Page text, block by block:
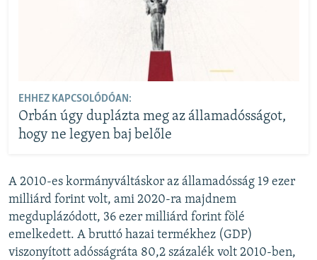
EHHEZ KAPCSOLÓDÓAN:
Orbán úgy duplázta meg az államadósságot,
hogy ne legyen baj belőle
A 2010-es kormányváltáskor az államadósság 19 ezer
milliárd forint volt, ami 2020-ra majdnem
megduplázódott, 36 ezer milliárd forint fölé
emelkedett. A bruttó hazai termékhez (GDP)
viszonyított adósságráta 80,2 százalék volt 2010-ben,